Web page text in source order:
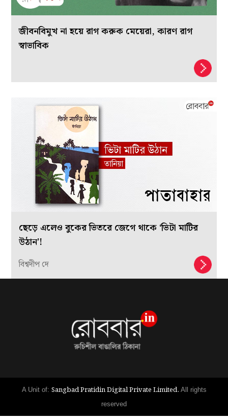
জীবনবিমুখ না হয়ে রাগ করুক মেয়েরা, কারণ রাগ
স্বাভাবিক
ছেড়ে এলেও বুকের ভিতরে জেগে থাকে ‘ভিটা মাটির
উঠান’!
বিশ্বদীপ দে
A Unit of: Sangbad Pratidin Digital Private Limited. All rights
reserved